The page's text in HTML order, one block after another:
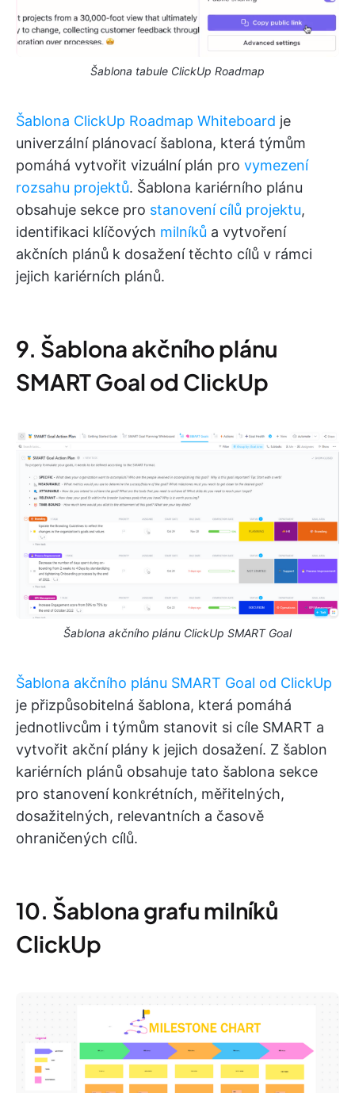
Šablona tabule ClickUp Roadmap
Šablona ClickUp Roadmap Whiteboard je
univerzální plánovací šablona, která týmům
pomáhá vytvořit vizuální plán pro vymezení
rozsahu projektů. Šablona kariérního plánu
obsahuje sekce pro stanovení cílů projektu,
identifikaci klíčových milníků a vytvoření
akčních plánů k dosažení těchto cílů v rámci
jejich kariérních plánů.
9. Šablona akčního plánu
SMART Goal od ClickUp
Šablona akčního plánu ClickUp SMART Goal
Šablona akčního plánu SMART Goal od ClickUp
je přizpůsobitelná šablona, která pomáhá
jednotlivcům i týmům stanovit si cíle SMART a
vytvořit akční plány k jejich dosažení. Z šablon
kariérních plánů obsahuje tato šablona sekce
pro stanovení konkrétních, měřitelných,
dosažitelných, relevantních a časově
ohraničených cílů.
10. Šablona grafu milníků
ClickUp